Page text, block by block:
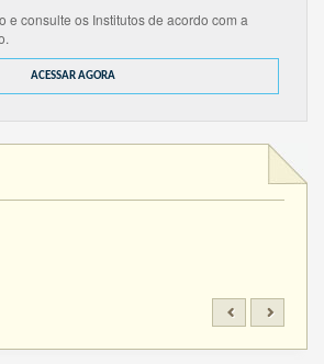
e consulte os Institutos de acordo com a
ACESSAR AGORA